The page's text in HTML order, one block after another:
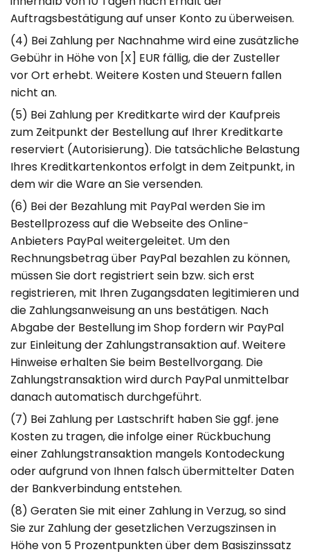
Auftragsbestätigung auf unser Konto zu überweisen.
(4) Bei Zahlung per Nachnahme wird eine zusätzliche
Gebühr in Höhe von [X] EUR fällig, die der Zusteller
vor Ort erhebt. Weitere Kosten und Steuern fallen
nicht an.
(5) Bei Zahlung per Kreditkarte wird der Kaufpreis
zum Zeitpunkt der Bestellung auf Ihrer Kreditkarte
reserviert (Autorisierung). Die tatsächliche Belastung
Ihres Kreditkartenkontos erfolgt in dem Zeitpunkt, in
dem wir die Ware an Sie versenden.
(6) Bei der Bezahlung mit PayPal werden Sie im
Bestellprozess auf die Webseite des Online-
Anbieters PayPal weitergeleitet. Um den
Rechnungsbetrag über PayPal bezahlen zu können,
müssen Sie dort registriert sein bzw. sich erst
registrieren, mit Ihren Zugangsdaten legitimieren und
die Zahlungsanweisung an uns bestätigen. Nach
Abgabe der Bestellung im Shop fordern wir PayPal
zur Einleitung der Zahlungstransaktion auf. Weitere
Hinweise erhalten Sie beim Bestellvorgang. Die
Zahlungstransaktion wird durch PayPal unmittelbar
danach automatisch durchgeführt.
(7) Bei Zahlung per Lastschrift haben Sie ggf. jene
Kosten zu tragen, die infolge einer Rückbuchung
einer Zahlungstransaktion mangels Kontodeckung
oder aufgrund von Ihnen falsch übermittelter Daten
der Bankverbindung entstehen.
(8) Geraten Sie mit einer Zahlung in Verzug, so sind
Sie zur Zahlung der gesetzlichen Verzugszinsen in
Höhe von 5 Prozentpunkten über dem Basiszinssatz